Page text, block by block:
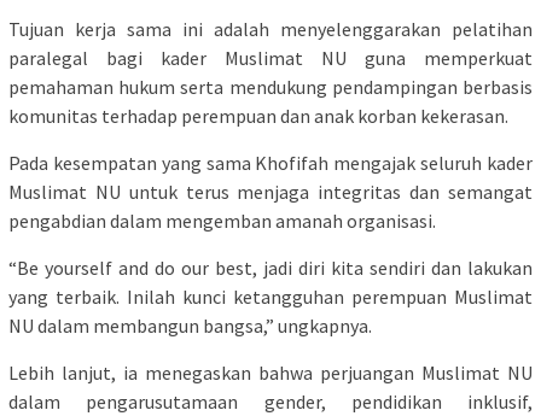
Tujuan kerja sama ini adalah menyelenggarakan pelatihan
paralegal bagi kader Muslimat NU guna memperkuat
pemahaman hukum serta mendukung pendampingan berbasis
komunitas terhadap perempuan dan anak korban kekerasan.
Pada kesempatan yang sama Khofifah mengajak seluruh kader
Muslimat NU untuk terus menjaga integritas dan semangat
pengabdian dalam mengemban amanah organisasi.
“Be yourself and do our best, jadi diri kita sendiri dan lakukan
yang terbaik. Inilah kunci ketangguhan perempuan Muslimat
NU dalam membangun bangsa,” ungkapnya.
Lebih lanjut, ia menegaskan bahwa perjuangan Muslimat NU
dalam pengarusutamaan gender, pendidikan inklusif,